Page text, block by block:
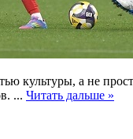
культуры, а не
... Читать дальше »